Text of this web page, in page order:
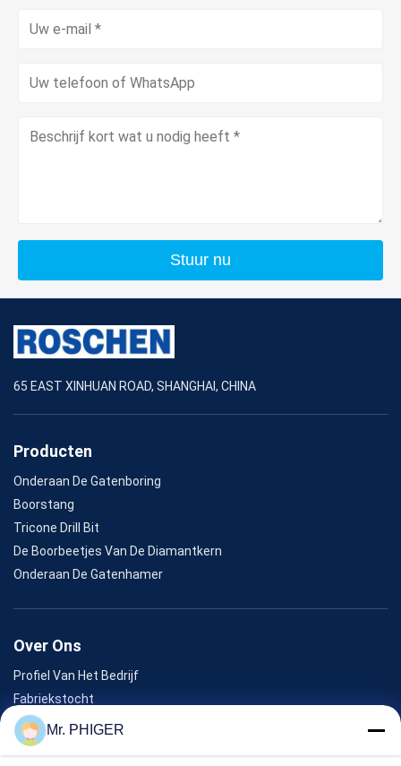
Stuur nu
65 EAST XINHUAN ROAD, SHANGHAI, CHINA
Producten
Onderaan De Gatenboring
Boorstang
Tricone Drill Bit
De Boorbeetjes Van De Diamantkern
Onderaan De Gatenhamer
Over Ons
Profiel Van Het Bedrijf
Fabriekstocht
Kwaliteitscontrole
Sitemap
Mr. PHIGER